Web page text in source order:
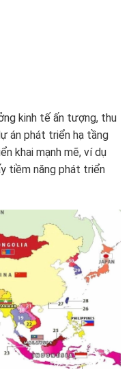
kinh tế ấn tượng, thu
án phát triển hạ tầng
khai mạnh mẽ, ví dụ
tiềm năng phát triển